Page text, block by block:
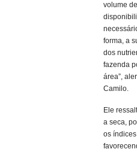
volume
forma, a
dos
fazenda
área”,
Camilo.
Ele
a seca,
os